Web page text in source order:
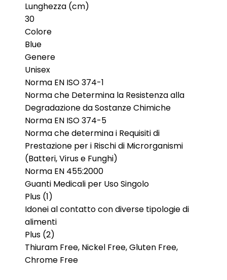
Lunghezza (cm)
30
Colore
Blue
Genere
Unisex
Norma EN ISO 374-1
Norma che Determina la Resistenza alla
Degradazione da Sostanze Chimiche
Norma EN ISO 374-5
Norma che determina i Requisiti di
Prestazione per i Rischi di Microrganismi
(Batteri, Virus e Funghi)
Norma EN 455:2000
Guanti Medicali per Uso Singolo
Plus (1)
Idonei al contatto con diverse tipologie di
alimenti
Plus (2)
Thiuram Free, Nickel Free, Gluten Free,
Chrome Free